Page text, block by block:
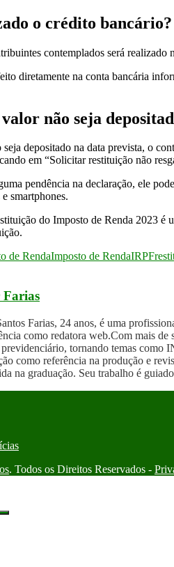
o crédito bancário?
contemplados será
diretamente na conta bancária
não seja
depositado na data prevista, o
em “Solicitar restituição não
pendência na declaração, ele
smartphones.
do Imposto de Renda 2023 é
de RendaImposto de RendaIRPF
Farias
Farias, 24 anos, é uma
como redatora web.Com mais de
tornando temas como
como referência na produção e
na graduação. Seu trabalho é
. Todos os Direitos Reservados -